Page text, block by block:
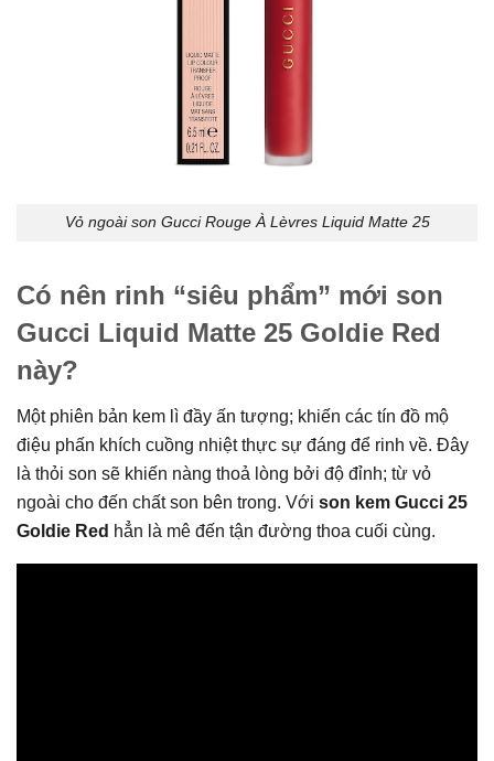
Vỏ ngoài son Gucci Rouge À Lèvres Liquid Matte 25
Có nên rinh “siêu phẩm” mới son
Gucci Liquid Matte 25 Goldie Red
này?
Một phiên bản kem lì đầy ấn tượng; khiến các tín đồ mộ
điệu phấn khích cuồng nhiệt thực sự đáng để rinh về. Đây
là thỏi son sẽ khiến nàng thoả lòng bởi độ đỉnh; từ vỏ
ngoài cho đến chất son bên trong. Với son kem Gucci 25
Goldie Red hẳn là mê đến tận đường thoa cuối cùng.